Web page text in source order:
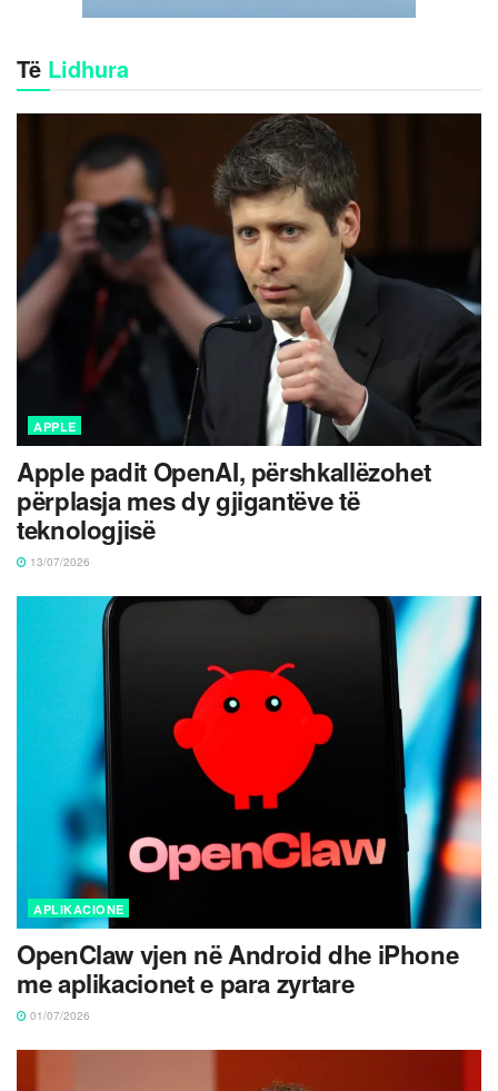
Të Lidhura
APPLE
Apple padit OpenAI, përshkallëzohet
përplasja mes dy gjigantëve të
teknologjisë
13/07/2026
APLIKACIONE
OpenClaw vjen në Android dhe iPhone
me aplikacionet e para zyrtare
01/07/2026